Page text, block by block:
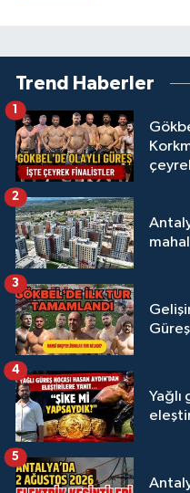
Trend Haberler
1
2
3
Yağlı
4
5